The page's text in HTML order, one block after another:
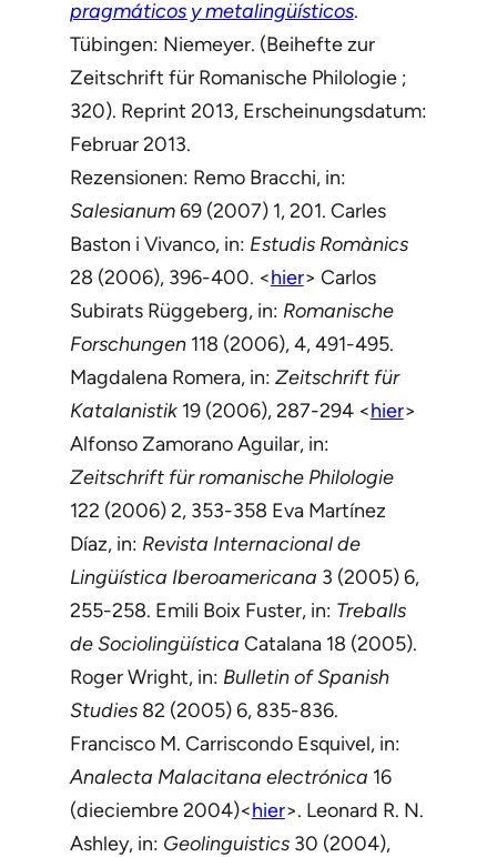
pragmáticos y metalingüísticos.
Tübingen: Niemeyer. (Beihefte zur
Zeitschrift für Romanische Philologie ;
320). Reprint 2013, Erscheinungsdatum:
Februar 2013.
Rezensionen: Remo Bracchi, in:
Salesianum69 (2007) 1, 201. Carles
Baston i Vivanco, in: Estudis Romànics
28 (2006), 396-400. <hier> Carlos
Subirats Rüggeberg, in: Romanische
Forschungen118 (2006), 4, 491-495.
Magdalena Romera, in: Zeitschrift für
Katalanistik 19 (2006), 287-294 <hier>
Alfonso Zamorano Aguilar, in:
Zeitschrift für romanische Philologie
122 (2006) 2, 353-358 Eva Martínez
Díaz, in: Revista Internacional de
Lingüística Iberoamericana 3 (2005) 6,
255-258. Emili Boix Fuster, in: Treballs
de Sociolingüística Catalana 18 (2005).
Roger Wright, in: Bulletin of Spanish
Studies 82 (2005) 6, 835-836.
Francisco M. Carriscondo Esquivel, in:
Analecta Malacitana electrónica 16
(dieciembre 2004)<hier>. Leonard R. N.
Ashley, in: Geolinguistics30 (2004),